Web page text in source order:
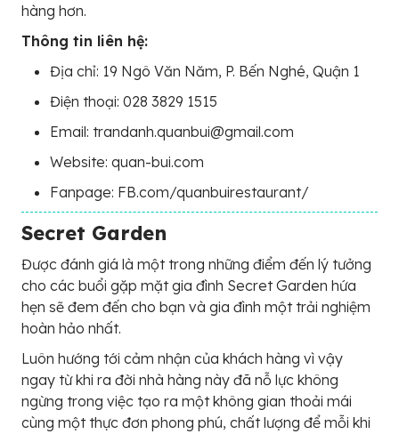
hàng hơn.
Thông tin liên hệ:
Địa chỉ: 19 Ngô Văn Năm, P. Bến Nghé, Quận 1
Điện thoại: 028 3829 1515
Email: trandanh.quanbui@gmail.com
Website: quan-bui.com
Fanpage: FB.com/quanbuirestaurant/
Secret Garden
Được đánh giá là một trong những điểm đến lý tưởng
cho các buổi gặp mặt gia đình Secret Garden hứa
hẹn sẽ đem đến cho bạn và gia đình một trải nghiệm
hoàn hảo nhất.
Luôn hướng tới cảm nhận của khách hàng vì vậy
ngay từ khi ra đời nhà hàng này đã nỗ lực không
ngừng trong việc tạo ra một không gian thoải mái
cùng một thực đơn phong phú, chất lượng để mỗi khi